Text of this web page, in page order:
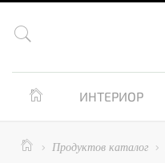

 ИНТЕРИОР
  Продуктов каталог 